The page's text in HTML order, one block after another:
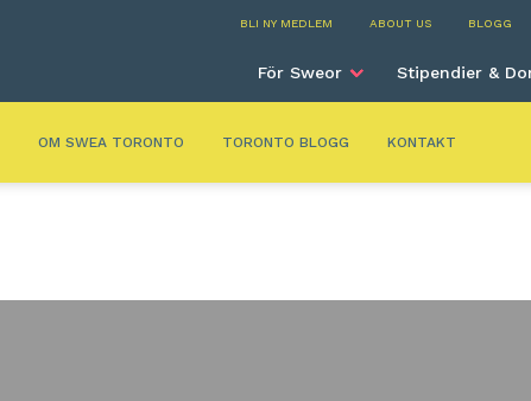
BLI NY MEDLEM ABOUT US BLOGG
Toronto
För Sweor Stipendier &
OM SWEA TORONTO TORONTO BLOGG KONTAKT